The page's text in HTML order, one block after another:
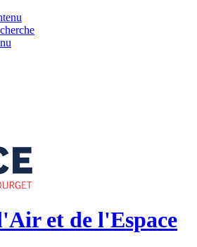
et de l'Espace